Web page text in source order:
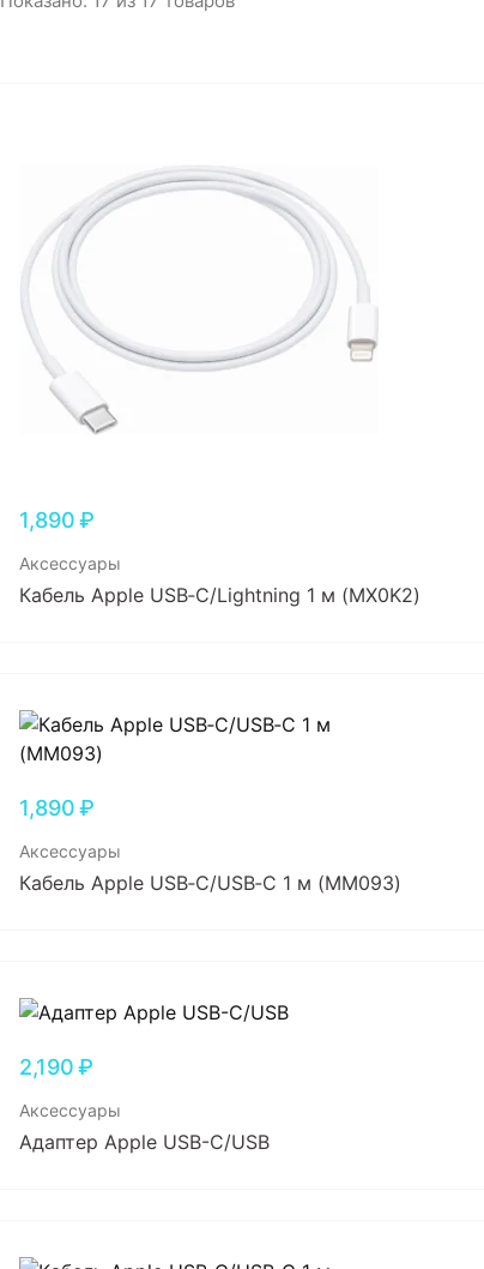
1,890₽
Аксессуары
Кабель Apple USB‑C/Lightning 1 м (MX0K2)
1,890₽
Аксессуары
Кабель Apple USB‑C/USB‑C 1 м (MM093)
2,190₽
Аксессуары
Адаптер Apple USB-C/USB